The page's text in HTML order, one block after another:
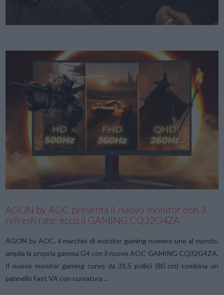
AGON by AOC presenta il nuovo monitor con 3
refresh rate: ecco il GAMING CQ32G4ZA
AGON by AOC, il marchio di monitor gaming numero uno al mondo,
amplia la propria gamma G4 con il nuovo AOC GAMING CQ32G4ZA.
Il nuovo monitor gaming curvo da 31,5 pollici (80 cm) combina un
pannello Fast VA con curvatura …